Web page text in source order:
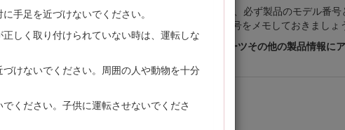
手足を近づけないでください。
しく取り付けられていない時は、運転しな
けないでください。周囲の人や動物を十分
ください。子供に運転させないでくださ
理店におたずねください。お問い合わせの際には、必ず製品のモデル番号
席下の取り付け位置を示します。いまのうちに番号をメモしておきましょ
やタブレットでスキャンすると、製品保証、パーツその他の製品情報に